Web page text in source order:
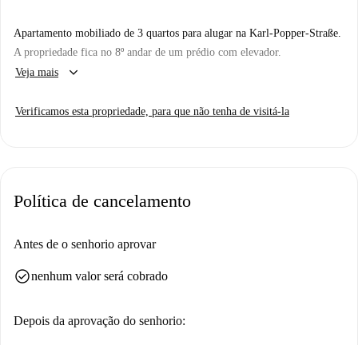
Apartamento mobiliado de 3 quartos para alugar na Karl-Popper-Straße.
A propriedade fica no 8º andar de um prédio com elevador.
Veja mais
keyboard_arrow_down
Verificamos esta propriedade, para que não tenha de visitá-la
Política de cancelamento
Antes de o senhorio aprovar
check_circlenenhum valor será cobrado
Depois da aprovação do senhorio: